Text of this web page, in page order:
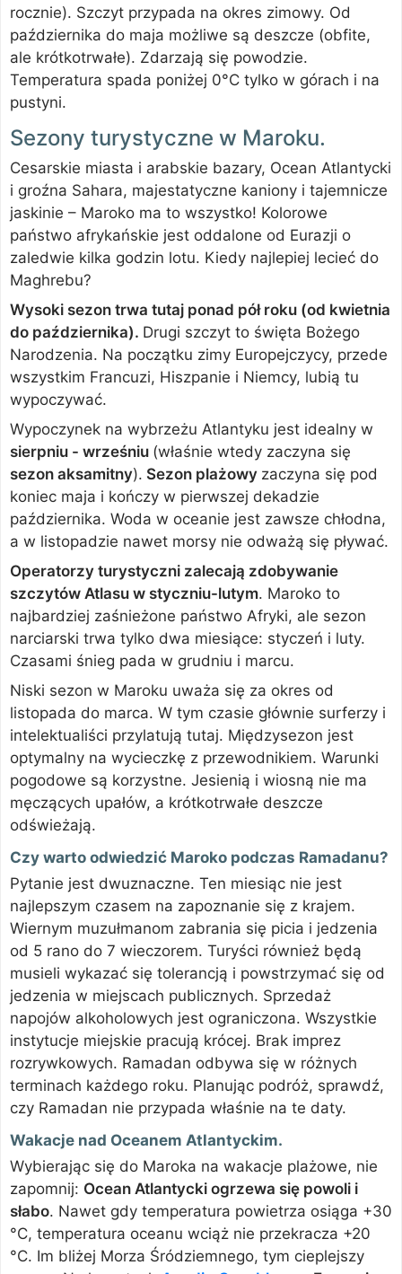
rocznie). Szczyt przypada na okres zimowy. Od
października do maja możliwe są deszcze (obfite,
ale krótkotrwałe). Zdarzają się powodzie.
Temperatura spada poniżej 0°C tylko w górach i na
pustyni.
Sezony turystyczne w Maroku.
Cesarskie miasta i arabskie bazary, Ocean Atlantycki
i groźna Sahara, majestatyczne kaniony i tajemnicze
jaskinie – Maroko ma to wszystko! Kolorowe
państwo afrykańskie jest oddalone od Eurazji o
zaledwie kilka godzin lotu. Kiedy najlepiej lecieć do
Maghrebu?
Wysoki sezon trwa tutaj ponad pół roku (od kwietnia
do października). Drugi szczyt to święta Bożego
Narodzenia. Na początku zimy Europejczycy, przede
wszystkim Francuzi, Hiszpanie i Niemcy, lubią tu
wypoczywać.
Wypoczynek na wybrzeżu Atlantyku jest idealny w
sierpniu - wrześniu (właśnie wtedy zaczyna się
sezon aksamitny). Sezon plażowy zaczyna się pod
koniec maja i kończy w pierwszej dekadzie
października. Woda w oceanie jest zawsze chłodna,
a w listopadzie nawet morsy nie odważą się pływać.
Operatorzy turystyczni zalecają zdobywanie
szczytów Atlasu w styczniu-lutym. Maroko to
najbardziej zaśnieżone państwo Afryki, ale sezon
narciarski trwa tylko dwa miesiące: styczeń i luty.
Czasami śnieg pada w grudniu i marcu.
Niski sezon w Maroku uważa się za okres od
listopada do marca. W tym czasie głównie surferzy i
intelektualiści przylatują tutaj. Międzysezon jest
optymalny na wycieczkę z przewodnikiem. Warunki
pogodowe są korzystne. Jesienią i wiosną nie ma
męczących upałów, a krótkotrwałe deszcze
odświeżają.
Czy warto odwiedzić Maroko podczas Ramadanu?
Pytanie jest dwuznaczne. Ten miesiąc nie jest
najlepszym czasem na zapoznanie się z krajem.
Wiernym muzułmanom zabrania się picia i jedzenia
od 5 rano do 7 wieczorem. Turyści również będą
musieli wykazać się tolerancją i powstrzymać się od
jedzenia w miejscach publicznych. Sprzedaż
napojów alkoholowych jest ograniczona. Wszystkie
instytucje miejskie pracują krócej. Brak imprez
rozrywkowych. Ramadan odbywa się w różnych
terminach każdego roku. Planując podróż, sprawdź,
czy Ramadan nie przypada właśnie na te daty.
Wakacje nad Oceanem Atlantyckim.
Wybierając się do Maroka na wakacje plażowe, nie
zapomnij: Ocean Atlantycki ogrzewa się powoli i
słabo. Nawet gdy temperatura powietrza osiąga +30
°C, temperatura oceanu wciąż nie przekracza +20
°C. Im bliżej Morza Śródziemnego, tym cieplejszy